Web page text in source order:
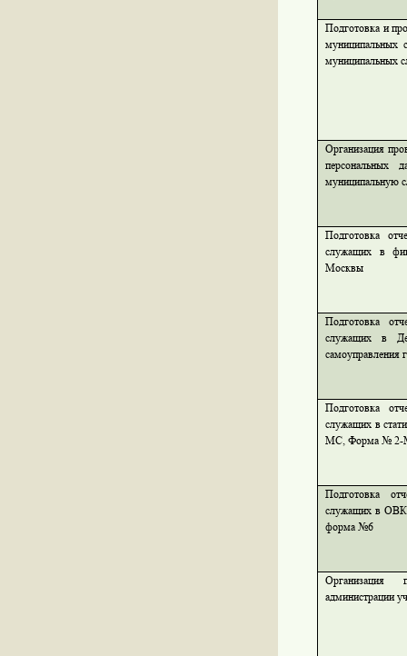
Подготовка и
муниципальных
муниципальных
Организация
персональных
муниципальную
Подготовка
служащих в
Москвы
Подготовка
служащих в
самоуправления
Подготовка
служащих в
МС, Форма №
Подготовка
служащих в ОВК
форма №6
Организация
администрации